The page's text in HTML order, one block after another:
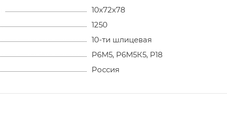
10х72х78
1250
10-ти шлицевая
Р6М5, Р6М5К5, Р18
Россия